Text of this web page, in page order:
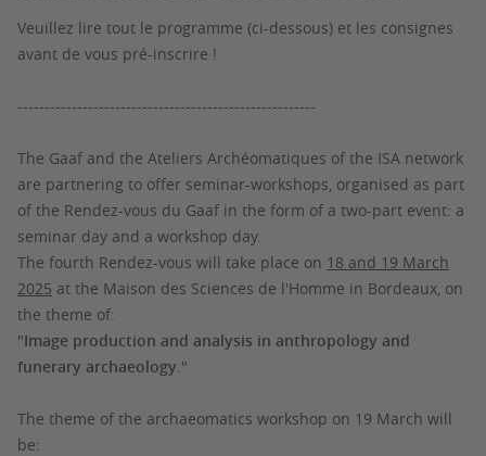
Veuillez lire tout le programme (ci-dessous) et les consignes
avant de vous pré-inscrire !
-------------------------------------------------------
The Gaaf and the Ateliers Archéomatiques of the ISA network
are partnering to offer seminar-workshops, organised as part
of the Rendez-vous du Gaaf in the form of a two-part event: a
seminar day and a workshop day.
The fourth Rendez-vous will take place on 18 and 19 March
2025 at the Maison des Sciences de l'Homme in Bordeaux, on
the theme of:
"Image production and analysis in anthropology and
funerary archaeology."
The theme of the archaeomatics workshop on 19 March will
be: